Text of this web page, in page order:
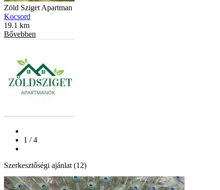
Zöld Sziget Apartman
Kocsord
19.1 km
Bővebben
1 / 4
Szerkesztőségi ajánlat (12)